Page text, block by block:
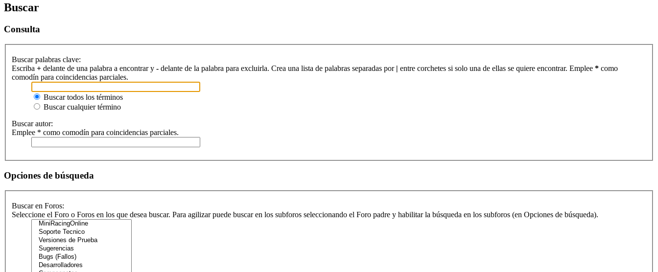
Buscar
Consulta
Buscar palabras clave:
Escriba + delante de una palabra a encontrar y - delante de la palabra para excluirla. Crea una lista de palabras separadas por | entre corchetes si solo una de ellas se quiere encontrar. Emplee * como
comodín para coincidencias parciales.
Buscar todos los términos
Buscar cualquier término
Buscar autor:
Emplee * como comodín para coincidencias parciales.
Opciones de búsqueda
Buscar en Foros:
Seleccione el Foro o Foros en los que desea buscar. Para agilizar puede buscar en los subforos seleccionando el Foro padre y habilitar la búsqueda en los subforos (en Opciones de búsqueda).